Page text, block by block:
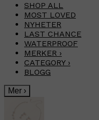
SHOP ALL
MOST LOVED
NYHETER
LAST CHANCE
WATERPROOF
MERKER ›
CATEGORY ›
BLOGG
Mer ›